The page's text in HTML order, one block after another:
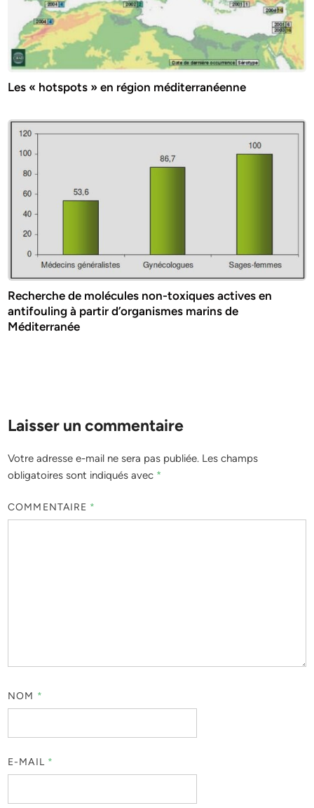
Les « hotspots » en région méditerranéenne
Recherche de molécules non-toxiques actives en
antifouling à partir d’organismes marins de
Méditerranée
Laisser un commentaire
Votre adresse e-mail ne sera pas publiée. Les champs
obligatoires sont indiqués avec *
COMMENTAIRE *
NOM *
E-MAIL *